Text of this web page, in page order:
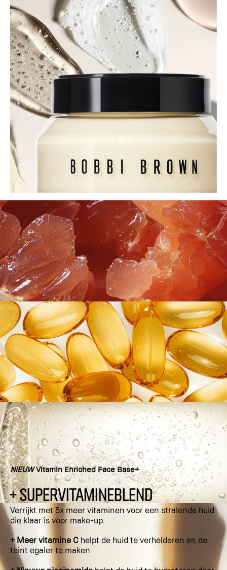
NIEUWVitamin Enriched Face Base+
+ SUPERVITAMINEBLEND
Verrijkt met 5x meer vitaminen voor een stralende huid
die klaar is voor make-up.
+ Meer vitamine C helpt de huid te verhelderen en de
teint egaler te maken